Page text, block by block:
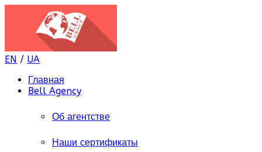
EN / UA
Главная
Bell Agency
Об агентстве
Наши сертификаты